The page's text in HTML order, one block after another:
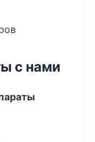
с нами